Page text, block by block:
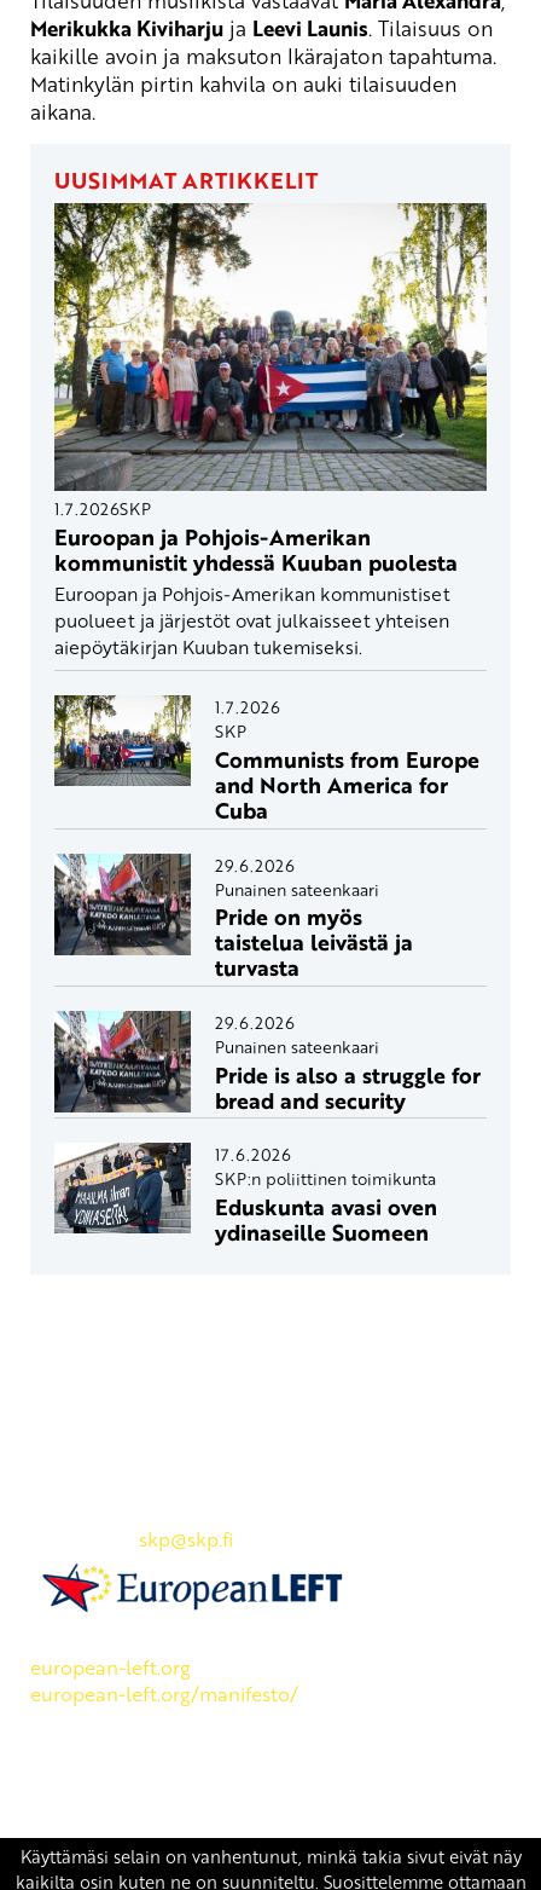
Merikukka Kiviharju ja Leevi Launis. Tilaisuus on
kaikille avoin ja maksuton Ikärajaton tapahtuma.
Matinkylän pirtin kahvila on auki tilaisuuden
aikana.
UUSIMMAT ARTIKKELIT
1.7.2026SKP
Euroopan ja Pohjois-Amerikan
kommunistit yhdessä Kuuban puolesta
Euroopan ja Pohjois-Amerikan kommunistiset
puolueet ja järjestöt ovat julkaisseet yhteisen
aiepöytäkirjan Kuuban tukemiseksi.
1.7.2026
SKP
Communists from Europe
and North America for
Cuba
29.6.2026
Punainen sateenkaari
Pride on myös
taistelua leivästä ja
turvasta
29.6.2026
Punainen sateenkaari
Pride is also a struggle for
bread and security
17.6.2026
SKP:n poliittinen toimikunta
Eduskunta avasi oven
ydinaseille Suomeen
skp@skp.fi
european-left.org
european-left.org/manifesto/